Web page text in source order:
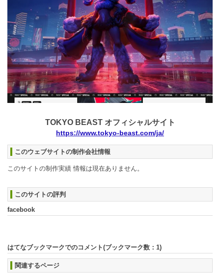
TOKYO BEAST オフィシャルサイト
https://www.tokyo-beast.com/ja/
このウェブサイトの制作会社情報
このサイトの制作実績 情報は現在ありません。
このサイトの評判
facebook
はてなブックマークでのコメント(ブックマーク数： 1)
関連するページ